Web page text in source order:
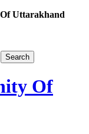
Uttarakhand
Of